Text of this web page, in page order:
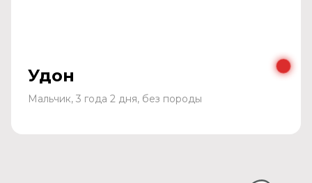
Удон
Мальчик, 3 года 2 дня, без породы